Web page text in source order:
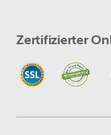
Zertifizierter